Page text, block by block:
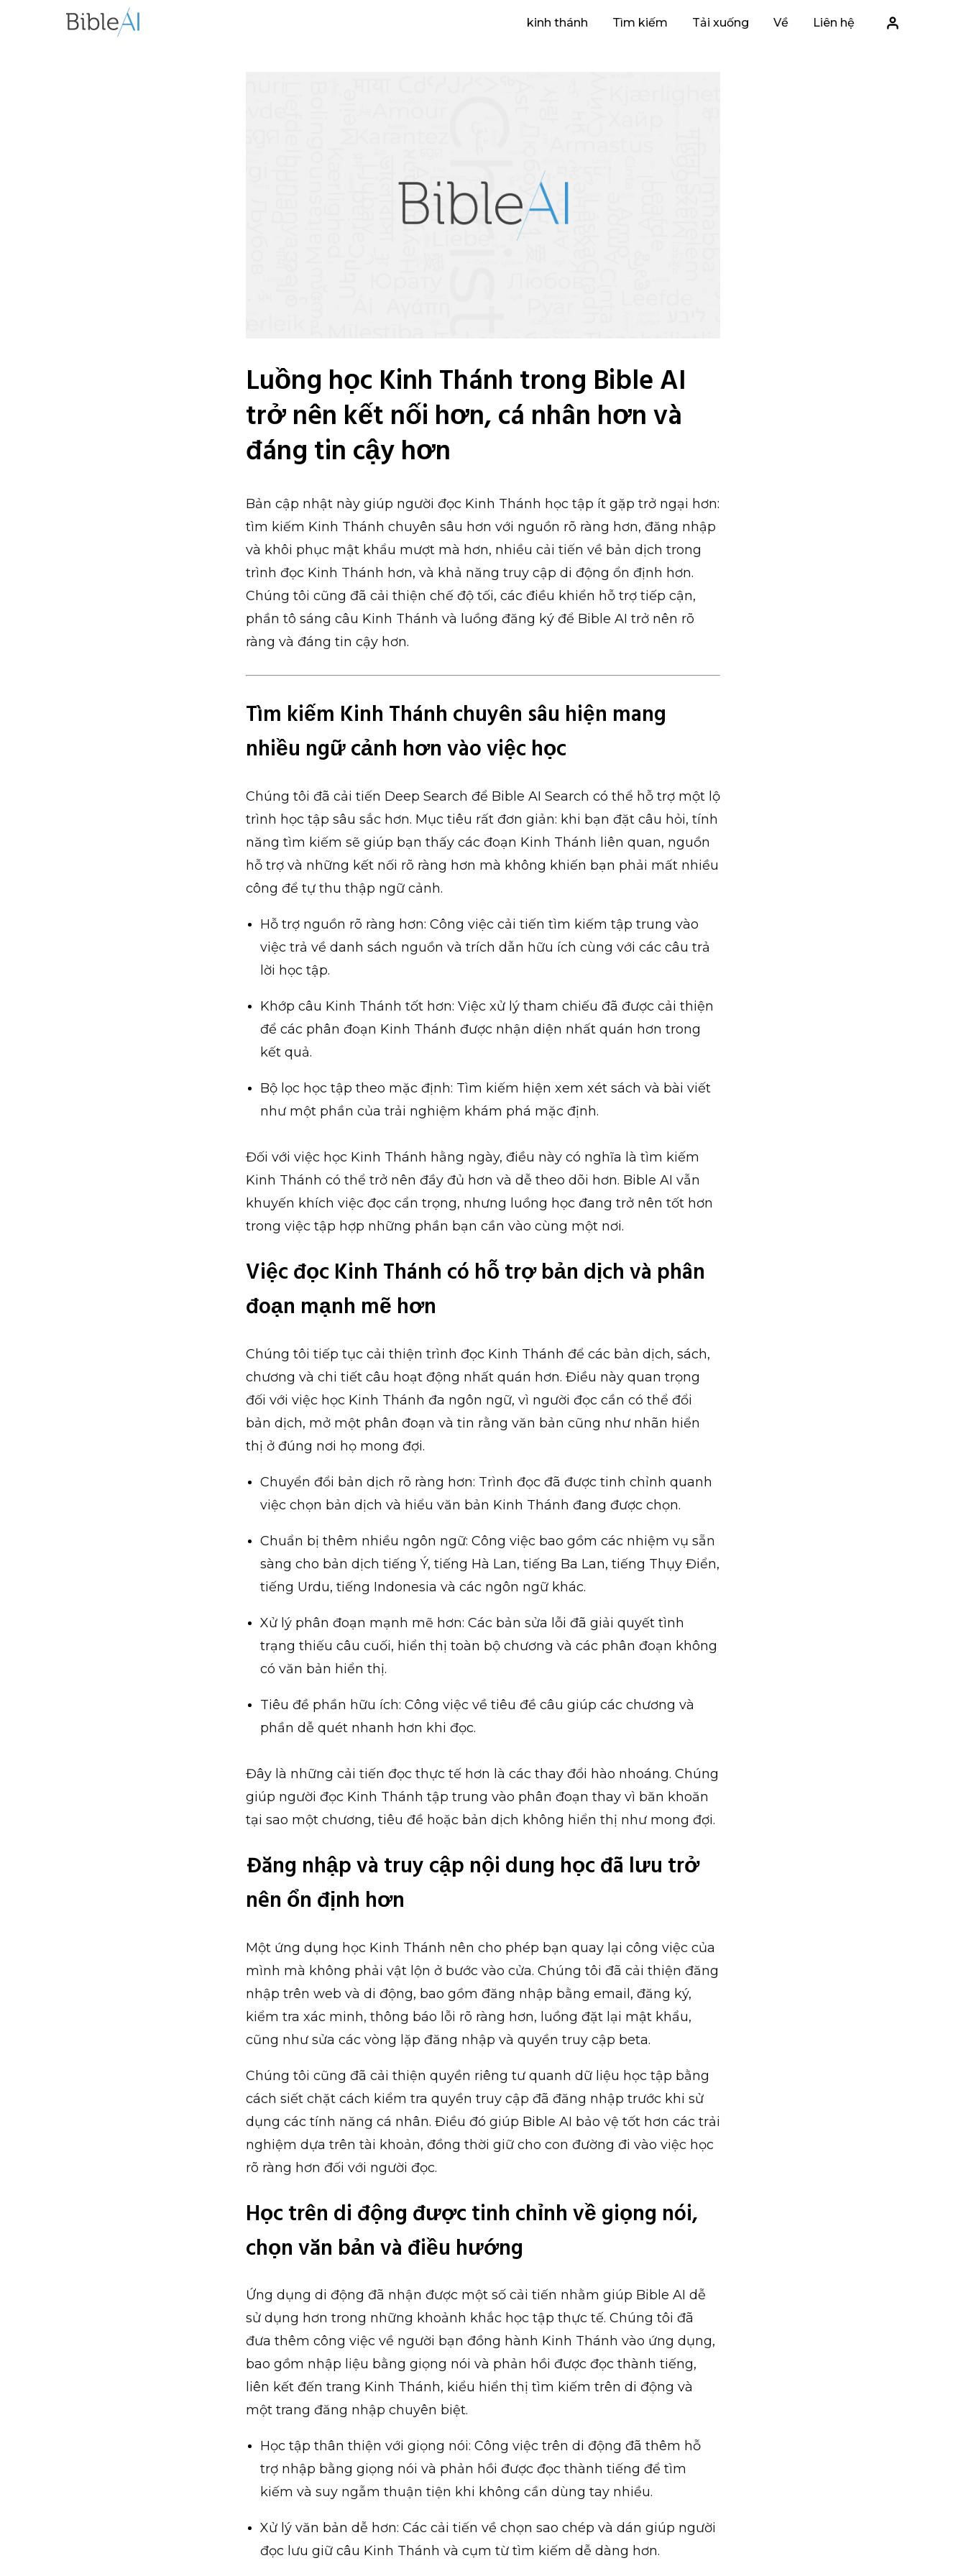
kinh thánh Tìm kiếm Tải xuống Về Liên hệ
Luồng học Kinh Thánh trong Bible AI
trở nên kết nối hơn, cá nhân hơn và
đáng tin cậy hơn
Bản cập nhật này giúp người đọc Kinh Thánh học tập ít gặp trở ngại hơn:
tìm kiếm Kinh Thánh chuyên sâu hơn với nguồn rõ ràng hơn, đăng nhập
và khôi phục mật khẩu mượt mà hơn, nhiều cải tiến về bản dịch trong
trình đọc Kinh Thánh hơn, và khả năng truy cập di động ổn định hơn.
Chúng tôi cũng đã cải thiện chế độ tối, các điều khiển hỗ trợ tiếp cận,
phần tô sáng câu Kinh Thánh và luồng đăng ký để Bible AI trở nên rõ
ràng và đáng tin cậy hơn.
Tìm kiếm Kinh Thánh chuyên sâu hiện mang
nhiều ngữ cảnh hơn vào việc học
Chúng tôi đã cải tiến Deep Search để Bible AI Search có thể hỗ trợ một lộ
trình học tập sâu sắc hơn. Mục tiêu rất đơn giản: khi bạn đặt câu hỏi, tính
năng tìm kiếm sẽ giúp bạn thấy các đoạn Kinh Thánh liên quan, nguồn
hỗ trợ và những kết nối rõ ràng hơn mà không khiến bạn phải mất nhiều
công để tự thu thập ngữ cảnh.
Hỗ trợ nguồn rõ ràng hơn: Công việc cải tiến tìm kiếm tập trung vào
việc trả về danh sách nguồn và trích dẫn hữu ích cùng với các câu trả
lời học tập.
Khớp câu Kinh Thánh tốt hơn: Việc xử lý tham chiếu đã được cải thiện
để các phân đoạn Kinh Thánh được nhận diện nhất quán hơn trong
kết quả.
Bộ lọc học tập theo mặc định: Tìm kiếm hiện xem xét sách và bài viết
như một phần của trải nghiệm khám phá mặc định.
Đối với việc học Kinh Thánh hằng ngày, điều này có nghĩa là tìm kiếm
Kinh Thánh có thể trở nên đầy đủ hơn và dễ theo dõi hơn. Bible AI vẫn
khuyến khích việc đọc cẩn trọng, nhưng luồng học đang trở nên tốt hơn
trong việc tập hợp những phần bạn cần vào cùng một nơi.
Việc đọc Kinh Thánh có hỗ trợ bản dịch và phân
đoạn mạnh mẽ hơn
Chúng tôi tiếp tục cải thiện trình đọc Kinh Thánh để các bản dịch, sách,
chương và chi tiết câu hoạt động nhất quán hơn. Điều này quan trọng
đối với việc học Kinh Thánh đa ngôn ngữ, vì người đọc cần có thể đổi
bản dịch, mở một phân đoạn và tin rằng văn bản cũng như nhãn hiển
thị ở đúng nơi họ mong đợi.
Chuyển đổi bản dịch rõ ràng hơn: Trình đọc đã được tinh chỉnh quanh
việc chọn bản dịch và hiểu văn bản Kinh Thánh đang được chọn.
Chuẩn bị thêm nhiều ngôn ngữ: Công việc bao gồm các nhiệm vụ sẵn
sàng cho bản dịch tiếng Ý, tiếng Hà Lan, tiếng Ba Lan, tiếng Thụy Điển,
tiếng Urdu, tiếng Indonesia và các ngôn ngữ khác.
Xử lý phân đoạn mạnh mẽ hơn: Các bản sửa lỗi đã giải quyết tình
trạng thiếu câu cuối, hiển thị toàn bộ chương và các phân đoạn không
có văn bản hiển thị.
Tiêu đề phần hữu ích: Công việc về tiêu đề câu giúp các chương và
phần dễ quét nhanh hơn khi đọc.
Đây là những cải tiến đọc thực tế hơn là các thay đổi hào nhoáng. Chúng
giúp người đọc Kinh Thánh tập trung vào phân đoạn thay vì băn khoăn
tại sao một chương, tiêu đề hoặc bản dịch không hiển thị như mong đợi.
Đăng nhập và truy cập nội dung học đã lưu trở
nên ổn định hơn
Một ứng dụng học Kinh Thánh nên cho phép bạn quay lại công việc của
mình mà không phải vật lộn ở bước vào cửa. Chúng tôi đã cải thiện đăng
nhập trên web và di động, bao gồm đăng nhập bằng email, đăng ký,
kiểm tra xác minh, thông báo lỗi rõ ràng hơn, luồng đặt lại mật khẩu,
cũng như sửa các vòng lặp đăng nhập và quyền truy cập beta.
Chúng tôi cũng đã cải thiện quyền riêng tư quanh dữ liệu học tập bằng
cách siết chặt cách kiểm tra quyền truy cập đã đăng nhập trước khi sử
dụng các tính năng cá nhân. Điều đó giúp Bible AI bảo vệ tốt hơn các trải
nghiệm dựa trên tài khoản, đồng thời giữ cho con đường đi vào việc học
rõ ràng hơn đối với người đọc.
Học trên di động được tinh chỉnh về giọng nói,
chọn văn bản và điều hướng
Ứng dụng di động đã nhận được một số cải tiến nhằm giúp Bible AI dễ
sử dụng hơn trong những khoảnh khắc học tập thực tế. Chúng tôi đã
đưa thêm công việc về người bạn đồng hành Kinh Thánh vào ứng dụng,
bao gồm nhập liệu bằng giọng nói và phản hồi được đọc thành tiếng,
liên kết đến trang Kinh Thánh, kiểu hiển thị tìm kiếm trên di động và
một trang đăng nhập chuyên biệt.
Học tập thân thiện với giọng nói: Công việc trên di động đã thêm hỗ
trợ nhập bằng giọng nói và phản hồi được đọc thành tiếng để tìm
kiếm và suy ngẫm thuận tiện khi không cần dùng tay nhiều.
Xử lý văn bản dễ hơn: Các cải tiến về chọn sao chép và dán giúp người
đọc lưu giữ câu Kinh Thánh và cụm từ tìm kiếm dễ dàng hơn.